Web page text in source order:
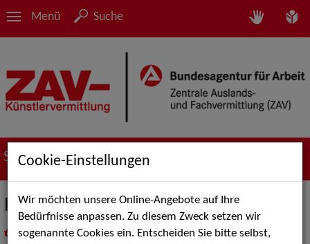
Menü Suche
Suche nach Künstler*innen
Philippa Otto
als PDF speichern
inMeine Merklistelegen
Cookie-Einstellungen
Wir möchten unsere Online-Angebote auf Ihre
Bedürfnisse anpassen. Zu diesem Zweck setzen wir
sogenannte Cookies ein. Entscheiden Sie bitte selbst,